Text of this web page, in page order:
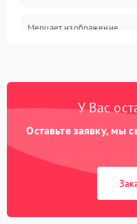
Мерцает изображение
У Вас
Оставьте заявку, мы